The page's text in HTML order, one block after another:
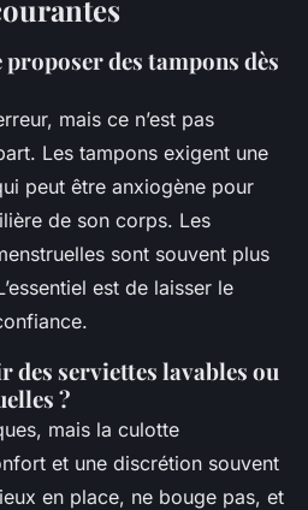
des tampons dès
mais ce n’est pas
Les tampons exigent une
peut être anxiogène pour
de son corps. Les
sont souvent plus
est de laisser le
serviettes lavables ou
?
mais la culotte
et une discrétion souvent
en place, ne bouge pas, et